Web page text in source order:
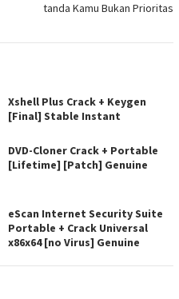
tanda Kamu Bukan Prioritas
Xshell Plus Crack + Keygen
[Final] Stable Instant
DVD-Cloner Crack + Portable
[Lifetime] [Patch] Genuine
eScan Internet Security Suite
Portable + Crack Universal
x86x64 [no Virus] Genuine